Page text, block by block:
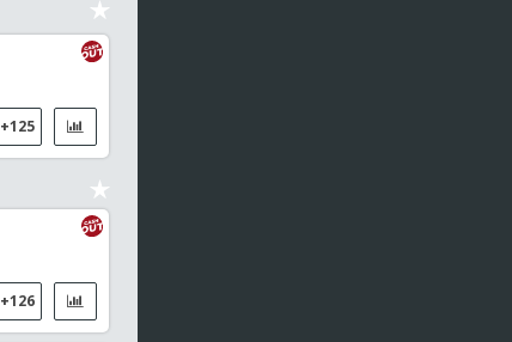
Ashmita Chaliha (IND) / Kim, Min Ji
Liu, Yangzi / Yeh, Yi-Tian
Kim, Min Sun / Baruah, Isharani
+125
+126